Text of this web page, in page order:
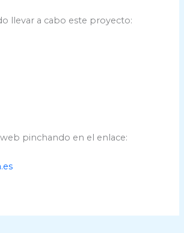
llevar a cabo este proyecto:
pinchando en el enlace: